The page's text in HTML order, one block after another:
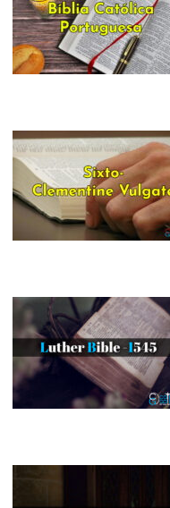
July 16,
The
July 12,
October